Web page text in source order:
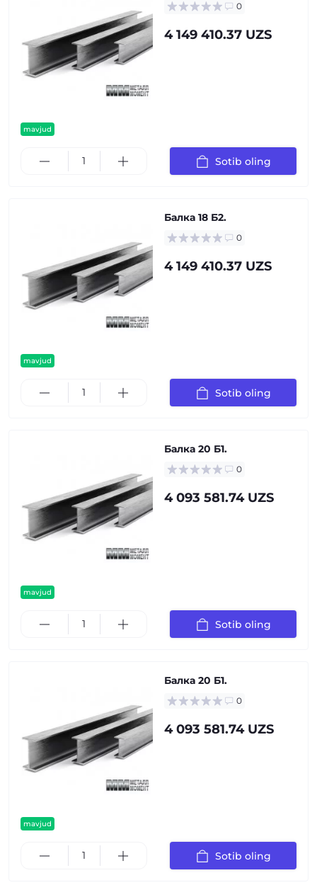
mavjud
0
4 149 410.37 UZS
Sotib oling
mavjud
Балка 18 Б2.
0
4 149 410.37 UZS
Sotib oling
mavjud
Балка 20 Б1.
0
4 093 581.74 UZS
Sotib oling
mavjud
Балка 20 Б1.
0
4 093 581.74 UZS
Sotib oling